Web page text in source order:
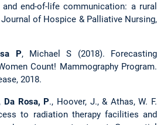
end-of-life communication: a rural
of Hospice & Palliative Nursing,
P, Michael S (2018). Forecasting
Count! Mammography Program.
2018.
Da Rosa, P., Hoover, J., & Athas, W. F.
to radiation therapy facilities and